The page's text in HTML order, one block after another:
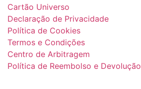
Cartão Universo
Declaração de Privacidade
Política de Cookies
Termos e Condições
Centro de Arbitragem
Política de Reembolso e Devolução